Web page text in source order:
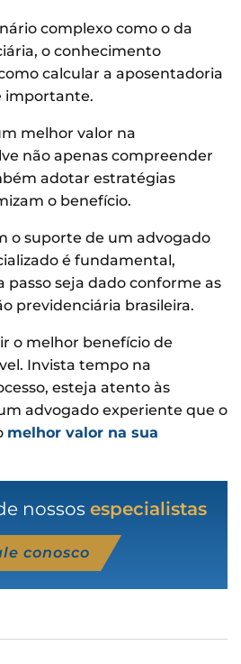
complexo como o da
o conhecimento
calcular a aposentadoria
importante.
melhor valor na
não apenas compreender
adotar estratégias
o benefício.
o suporte de um advogado
é fundamental,
seja dado conforme as
previdenciária brasileira.
o melhor benefício de
Invista tempo na
esteja atento às
advogado experiente que o
melhor valor na sua
nossos especialistas
conosco